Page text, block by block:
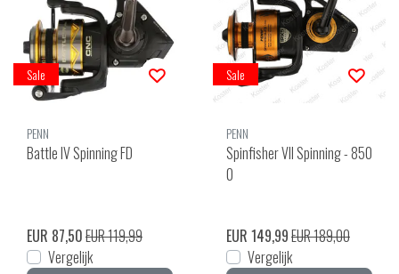
Sale
PENN
Battle IV Spinning FD
EUR 87,50EUR 119,99
Vergelijk
Sale
PENN
Spinfisher VII Spinning - 850
0
EUR 149,99EUR 189,00
Vergelijk